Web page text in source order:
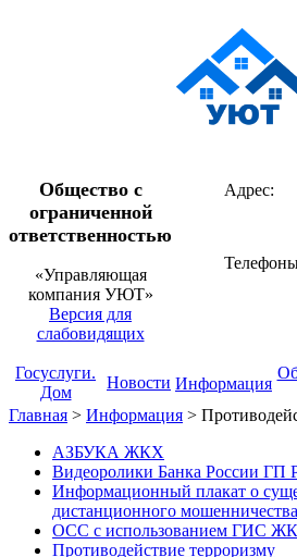
Общество с
ограниченной
ответственностью
«Управляющая
компания УЮТ»
Адрес:
Версия для
слабовидящих
Госуслуги.
Дом
Новости Информация
Главная > Информация >
АЗБУКА ЖКХ
Видеоролики Банка России ГП
Информационный плакат о
дистанционного мошенничества
ОСС с использованием ГИС
Противодействие терроризму